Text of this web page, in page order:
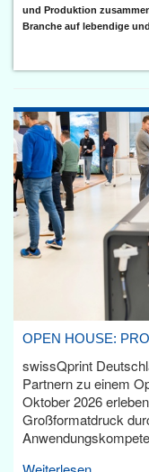
und Produktion
Branche auf lebendige
OPEN HOUSE:
swissQprint
Partnern zu einem
Oktober 2026
Großformatdruck